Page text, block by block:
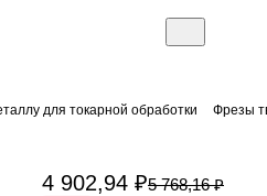
для токарной обработки Фрезы
4 902,94 ₽5 768,16 ₽